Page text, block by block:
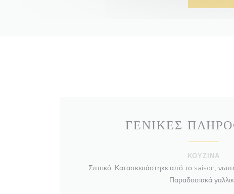
ΓΕΝΙΚΈΣ
ΚΟΥΖΊΝΑ
Σπιτικό, Κατασκευάστηκε από το saison,
Παραδοσιακά